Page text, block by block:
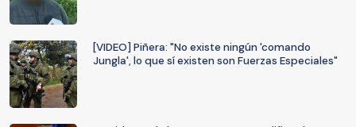
[VIDEO] Piñera: "No existe ningún 'comando
Jungla', lo que sí existen son Fuerzas Especiales"